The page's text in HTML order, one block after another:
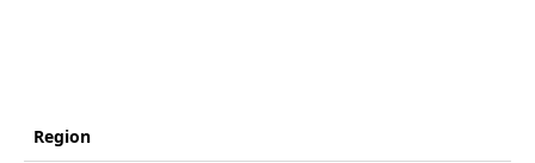
Region